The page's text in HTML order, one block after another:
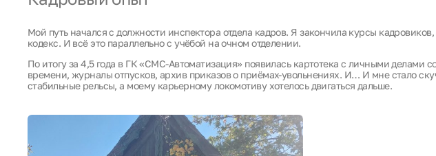
Мой путь начался с должности инспектора отдела кадров. Я закончила курсы
кодекс. И всё это параллельно с учёбой на очном отделении.
По итогу за 4,5 года в ГК «СМС-Автоматизация» появилась картотека с личными делами
времени, журналы отпусков, архив приказов о приёмах-увольнениях. И… И мне стало
стабильные рельсы, а моему карьерному локомотиву хотелось двигаться дальше.